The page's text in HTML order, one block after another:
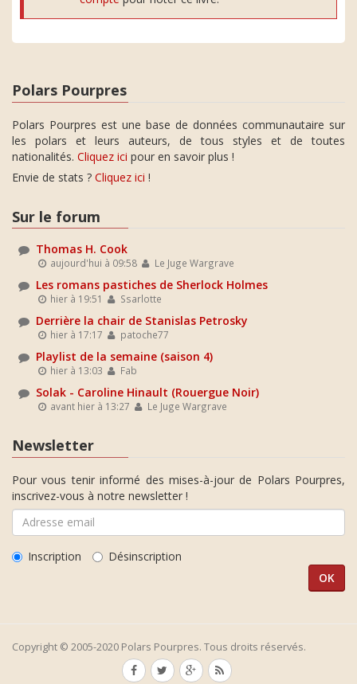
Polars Pourpres
Polars Pourpres est une base de données communautaire sur
les polars et leurs auteurs, de tous styles et de toutes
nationalités. Cliquez ici pour en savoir plus !
Envie de stats ? Cliquez ici !
Sur le forum
Thomas H. Cook
aujourd'hui à 09:58 Le Juge Wargrave
Les romans pastiches de Sherlock Holmes
hier à 19:51 Ssarlotte
Derrière la chair de Stanislas Petrosky
hier à 17:17 patoche77
Playlist de la semaine (saison 4)
hier à 13:03 Fab
Solak - Caroline Hinault (Rouergue Noir)
avant hier à 13:27 Le Juge Wargrave
Newsletter
Pour vous tenir informé des mises-à-jour de Polars Pourpres,
inscrivez-vous à notre newsletter !
Inscription Désinscription
Copyright © 2005-2020 Polars Pourpres. Tous droits réservés.